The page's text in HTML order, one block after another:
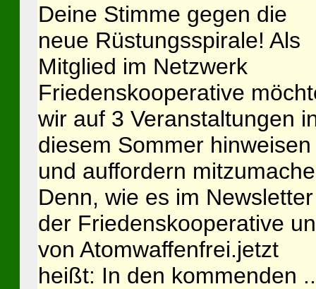
Deine Stimme gegen die
neue Rüstungsspirale! Als
Mitglied im Netzwerk
Friedenskooperative
wir auf 3 Veranstaltungen
diesem Sommer hinweisen
und auffordern
Denn, wie es im Newsletter
der Friedenskooperative
von Atomwaffenfrei.jetzt
heißt: In den kommenden